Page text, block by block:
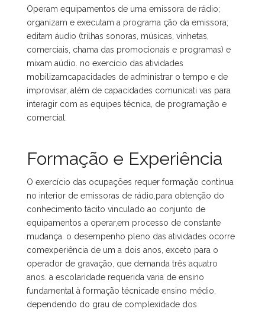
Operam equipamentos de uma emissora de rádio;
organizam e executam a programa ção da emissora;
editam áudio (trilhas sonoras, músicas, vinhetas,
comerciais, chama das promocionais e programas) e
mixam aúdio. no exercício das atividades
mobilizamcapacidades de administrar o tempo e de
improvisar, além de capacidades comunicati vas para
interagir com as equipes técnica, de programação e
comercial.
Formação e Experiência
O exercício das ocupações requer formação contínua
no interior de emissoras de rádio,para obtenção do
conhecimento tácito vinculado ao conjunto de
equipamentos a operar,em processo de constante
mudança. o desempenho pleno das atividades ocorre
comexperiência de um a dois anos, exceto para o
operador de gravação, que demanda três aquatro
anos. a escolaridade requerida varia de ensino
fundamental à formação técnicade ensino médio,
dependendo do grau de complexidade dos